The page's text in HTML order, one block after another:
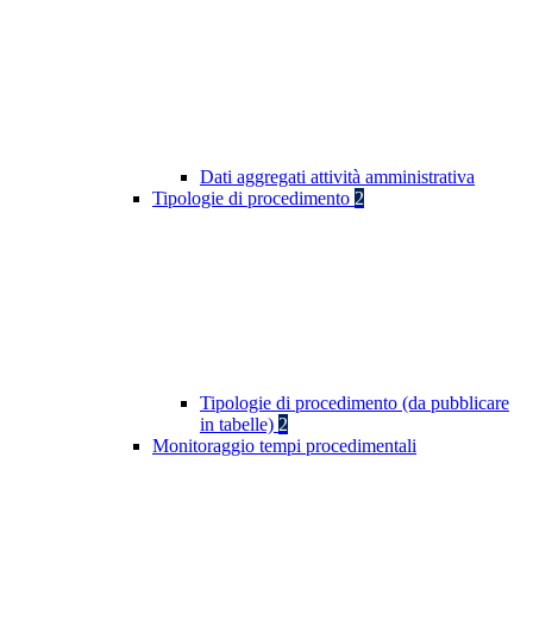
Dati aggregati attività amministrativa
Tipologie di procedimento 2
Tipologie di procedimento (da pubblicare
in tabelle) 2
Monitoraggio tempi procedimentali